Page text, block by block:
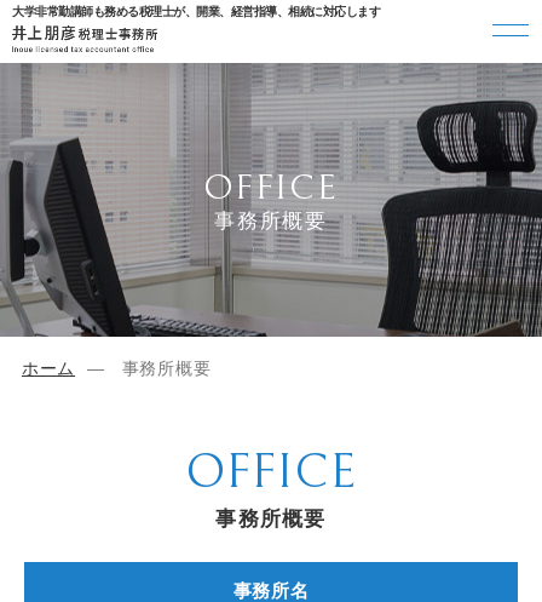
大学非常勤講師も務める税理士が、開業、経営指導、相続に対応します
OFFICE
事務所概要
ホーム 事務所概要
OFFICE
事務所概要
事務所名